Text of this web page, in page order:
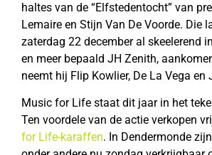
haltes van de “Elfstedentocht” van
Lemaire en Stijn Van De Voorde. Die
zaterdag 22 december al skeelerend
en meer bepaald JH Zenith,
neemt hij Flip Kowlier, De La Vega en
Music for Life staat dit jaar in het
Ten voordele van de actie verkopen
for Life-karaffen. In Dendermonde